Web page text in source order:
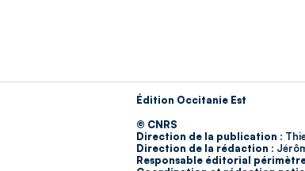
Édition Occitanie Est
© CNRS
Direction de la publication :
Direction de la rédaction :
Responsable éditorial